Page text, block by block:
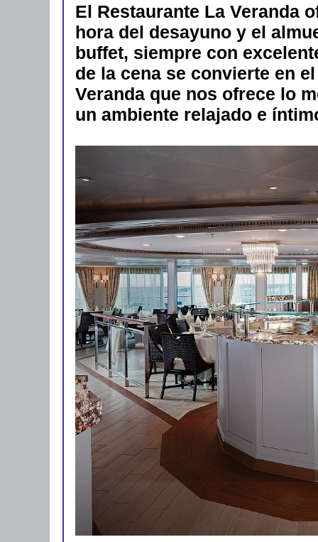
El Restaurante La Veranda
hora del desayuno y el
buffet, siempre con
de la cena se convierte en
Veranda que nos ofrece lo
un ambiente relajado e